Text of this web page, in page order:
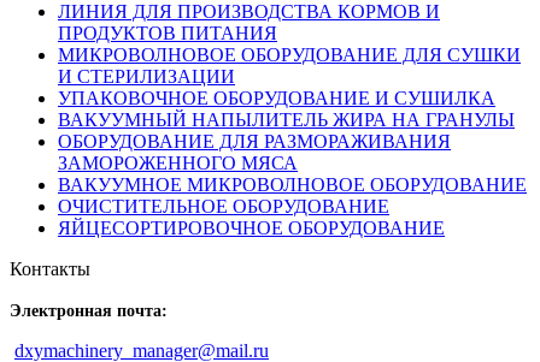
ЛИНИЯ ДЛЯ ПРОИЗВОДСТВА КОРМОВ И
ПРОДУКТОВ ПИТАНИЯ
МИКРОВОЛНОВОЕ ОБОРУДОВАНИЕ ДЛЯ СУШКИ
И СТЕРИЛИЗАЦИИ
УПАКОВОЧНОЕ ОБОРУДОВАНИЕ И СУШИЛКА
ВАКУУМНЫЙ НАПЫЛИТЕЛЬ ЖИРА НА ГРАНУЛЫ
ОБОРУДОВАНИЕ ДЛЯ РАЗМОРАЖИВАНИЯ
ЗАМОРОЖЕННОГО МЯСА
ВАКУУМНОЕ МИКРОВОЛНОВОЕ ОБОРУДОВАНИЕ
ОЧИСТИТЕЛЬНОЕ ОБОРУДОВАНИЕ
ЯЙЦЕСОРТИРОВОЧНОЕ ОБОРУДОВАНИЕ
Контакты
Электронная почта:
dxymachinery_manager@mail.ru